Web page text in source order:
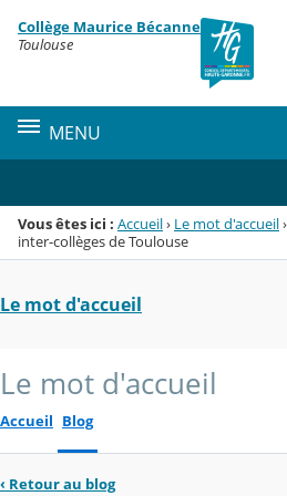
Menu de la rubrique
Contenu
Collège Maurice Bécanne
Toulouse
MENU
Vous êtes ici : Accueil› Le mot d'accueil›
inter-collèges de Toulouse
Le mot d'accueil
Le mot d'accueil
Accueil Blog
‹ Retour au blog